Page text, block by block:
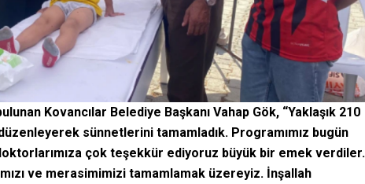
Kovancılar Belediye Başkanı Vahap Gök, “Yaklaşık 210
sünnetlerini tamamladık. Programımız bugün
çok teşekkür ediyoruz büyük bir emek verdiler.
ve merasimimizi tamamlamak üzereyiz. İnşallah